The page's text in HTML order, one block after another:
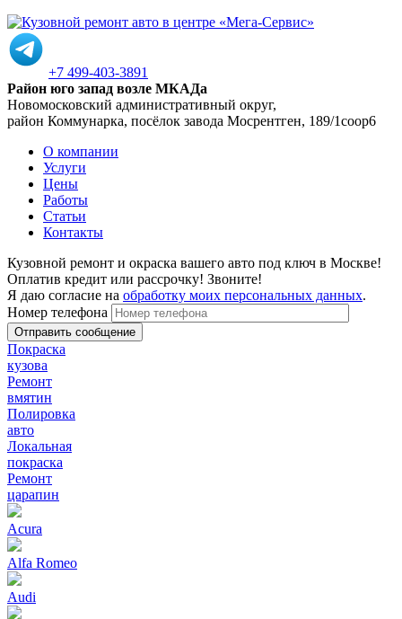
+7 499-403-3891
Район юго запад возле МКАДа
Новомосковский административный округ,
район Коммунарка, посёлок завода Мосрентген, 189/1соор6
О компании
Услуги
Цены
Работы
Статьи
Контакты
Кузовной ремонт и окраска вашего авто под ключ в Москве!
Оплатив кредит или рассрочку! Звоните!
Я даю согласие на обработку моих персональных данных.
Номер телефона
Покраска
кузова
Ремонт
вмятин
Полировка
авто
Локальная
покраска
Ремонт
царапин
Acura
Alfa Romeo
Audi